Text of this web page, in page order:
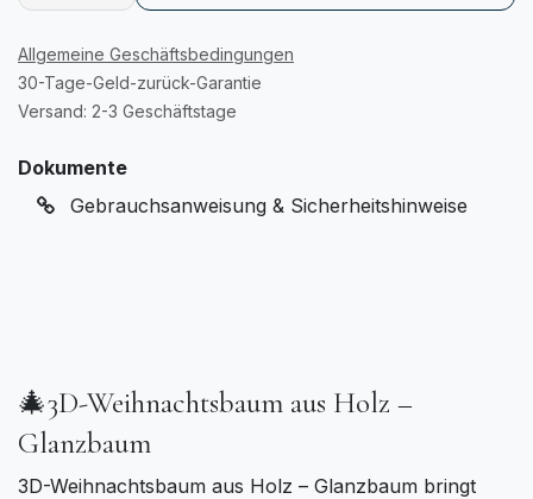
Allgemeine Geschäftsbedingungen
30-Tage-Geld-zurück-Garantie
Versand: 2-3 Geschäftstage
Dokumente
Gebrauchsanweisung & Sicherheitshinweise
🎄3D-Weihnachtsbaum aus Holz –
Glanzbaum
3D-Weihnachtsbaum aus Holz – Glanzbaum bringt